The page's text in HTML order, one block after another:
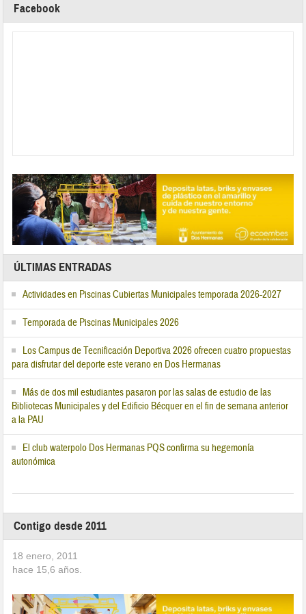
Facebook
ÚLTIMAS ENTRADAS
Actividades en Piscinas Cubiertas Municipales temporada 2026-2027
Temporada de Piscinas Municipales 2026
Los Campus de Tecnificación Deportiva 2026 ofrecen cuatro propuestas
para disfrutar del deporte este verano en Dos Hermanas
Más de dos mil estudiantes pasaron por las salas de estudio de las
Bibliotecas Municipales y del Edificio Bécquer en el fin de semana anterior
a la PAU
El club waterpolo Dos Hermanas PQS confirma su hegemonía
autonómica
Contigo desde 2011
18 enero, 2011
hace 15,6 años.